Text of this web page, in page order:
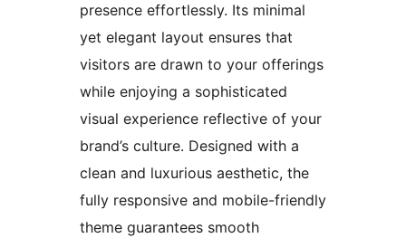
presence effortlessly. Its minimal
yet elegant layout ensures that
visitors are drawn to your offerings
while enjoying a sophisticated
visual experience reflective of your
brand’s culture. Designed with a
clean and luxurious aesthetic, the
fully responsive and mobile-friendly
theme guarantees smooth